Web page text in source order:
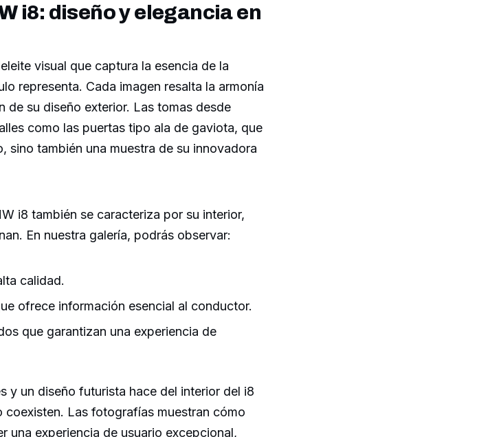
i8: diseño y elegancia en
visual que captura la esencia de la
representa. Cada imagen resalta la armonía
de su diseño exterior. Las tomas desde
como las puertas tipo ala de gaviota, que
sino también una muestra de su innovadora
i8 también se caracteriza por su interior,
En nuestra galería, podrás observar:
calidad.
ofrece información esencial al conductor.
que garantizan una experiencia de
y un diseño futurista hace del interior del i8
Las fotografías muestran cómo
una experiencia de usuario excepcional,